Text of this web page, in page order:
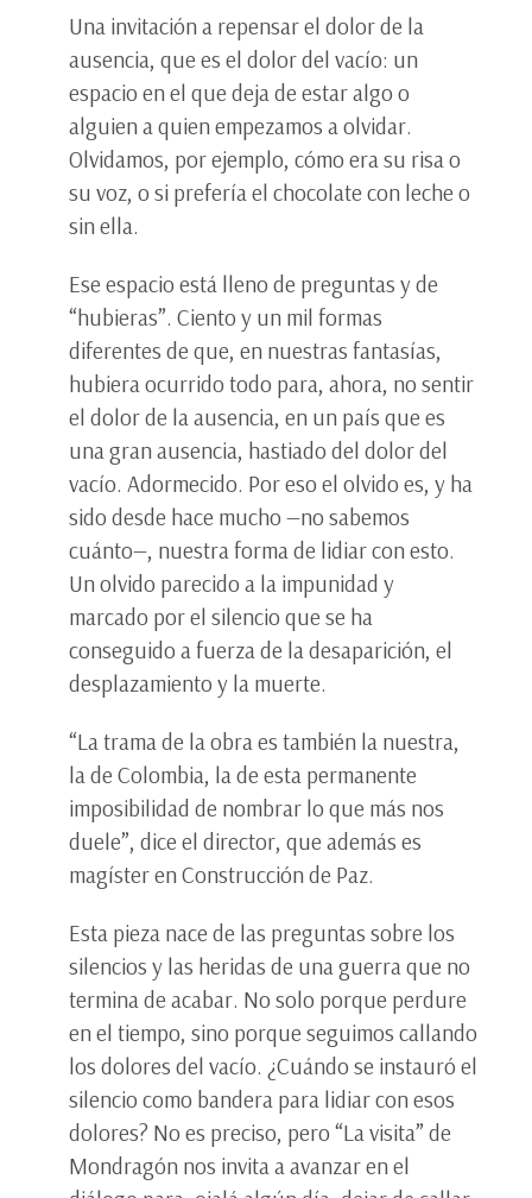
Una invitación a repensar el dolor de la
ausencia, que es el dolor del vacío: un
espacio en el que deja de estar algo o
alguien a quien empezamos a olvidar.
Olvidamos, por ejemplo, cómo era su risa o
su voz, o si prefería el chocolate con leche o
sin ella.
Ese espacio está lleno de preguntas y de
“hubieras”. Ciento y un mil formas
diferentes de que, en nuestras fantasías,
hubiera ocurrido todo para, ahora, no sentir
el dolor de la ausencia, en un país que es
una gran ausencia, hastiado del dolor del
vacío. Adormecido. Por eso el olvido es, y ha
sido desde hace mucho —no sabemos
cuánto—, nuestra forma de lidiar con esto.
Un olvido parecido a la impunidad y
marcado por el silencio que se ha
conseguido a fuerza de la desaparición, el
desplazamiento y la muerte.
“La trama de la obra es también la nuestra,
la de Colombia, la de esta permanente
imposibilidad de nombrar lo que más nos
duele”, dice el director, que además es
magíster en Construcción de Paz.
Esta pieza nace de las preguntas sobre los
silencios y las heridas de una guerra que no
termina de acabar. No solo porque perdure
en el tiempo, sino porque seguimos callando
los dolores del vacío. ¿Cuándo se instauró el
silencio como bandera para lidiar con esos
dolores? No es preciso, pero “La visita” de
Mondragón nos invita a avanzar en el